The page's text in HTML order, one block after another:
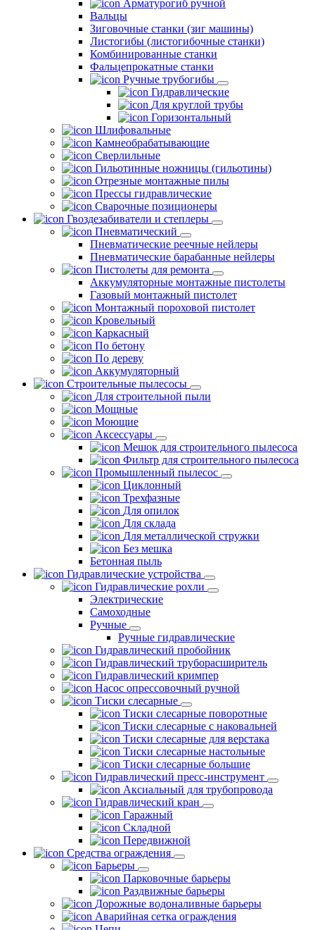
Арматурогиб ручной
Вальцы
Зиговочные станки (зиг машины)
Листогибы (листогибочные станки)
Комбинированные станки
Фальцепрокатные станки
Ручные трубогибы
Гидравлические
Для круглой трубы
Горизонтальный
Шлифовальные
Камнеобрабатывающие
Сверлильные
Гильотинные ножницы (гильотины)
Отрезные монтажные пилы
Прессы гидравлические
Сварочные позиционеры
Гвоздезабиватели и степлеры
Пневматический
Пневматические реечные нейлеры
Пневматические барабанные нейлеры
Пистолеты для ремонта
Аккумуляторные монтажные пистолеты
Газовый монтажный пистолет
Монтажный пороховой пистолет
Кровельный
Каркасный
По бетону
По дереву
Аккумуляторный
Строительные пылесосы
Для строительной пыли
Мощные
Моющие
Аксессуары
Мешок для строительного пылесоса
Фильтр для строительного пылесоса
Промышленный пылесос
Циклонный
Трехфазные
Для опилок
Для склада
Для металлической стружки
Без мешка
Бетонная пыль
Гидравлические устройства
Гидравлические рохли
Электрические
Самоходные
Ручные
Ручные гидравлические
Гидравлический пробойник
Гидравлический труборасширитель
Гидравлический кримпер
Насос опрессовочный ручной
Тиски слесарные
Тиски слесарные поворотные
Тиски слесарные с наковальней
Тиски слесарные для верстака
Тиски слесарные настольные
Тиски слесарные большие
Гидравлический пресс-инструмент
Аксиальный для трубопровода
Гидравлический кран
Гаражный
Складной
Передвижной
Средства ограждения
Барьеры
Парковочные барьеры
Раздвижные барьеры
Дорожные водоналивные барьеры
Аварийная сетка ограждения